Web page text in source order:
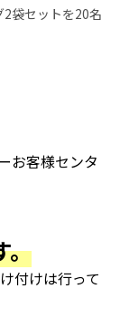
袋セットを20名
お客様センタ
。
付けは行って